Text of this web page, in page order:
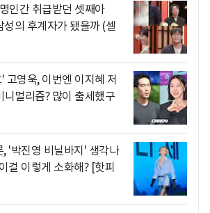
인간 취급받던 셋째아
의 후계자가 됐을까 (셀
고영욱, 이번엔 이지혜 저
니멀리즘? 많이 출세했구
, '박진영 비닐바지' 생각나
걸 이렇게 소화해? [핫피